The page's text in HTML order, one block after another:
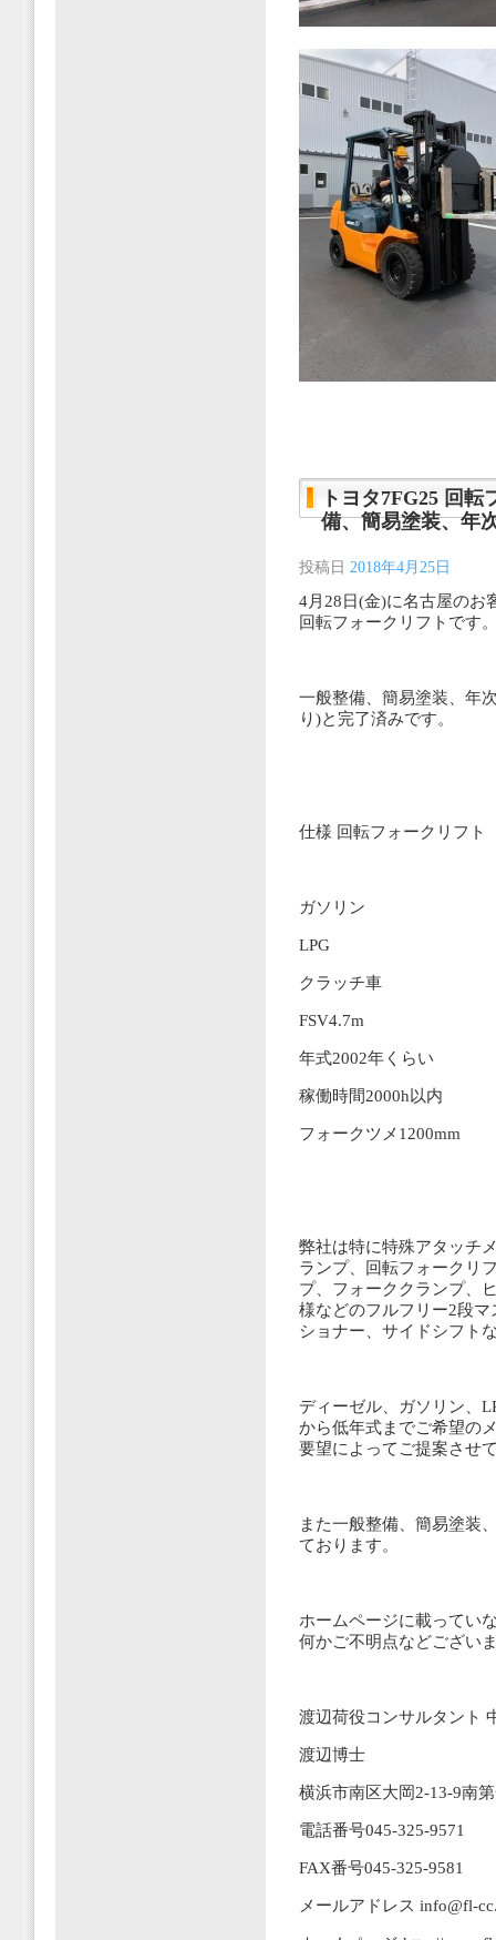
トヨタ7FG25 回
備、簡易塗装、年
投稿日 2018年4月25日
4月28日(金)に名古屋のお
回転フォークリフトです
一般整備、簡易塗装、年
り)と完了済みです。
仕様 回転フォークリフト
ガソリン
LPG
クラッチ車
FSV4.7m
年式2002年くらい
稼働時間2000h以内
フォークツメ1200mm
弊社は特に特殊アタッチ
ランプ、回転フォークリ
プ、フォーククランプ、
様などのフルフリー2段
ショナー、サイドシフト
ディーゼル、ガソリン、
から低年式までご希望の
要望によってご提案させ
また一般整備、簡易塗装
ております。
ホームページに載ってい
何かご不明点などござい
渡辺荷役コンサルタント
渡辺博士
横浜市南区大岡2-13-9南
電話番号045-325-9571
FAX番号045-325-9581
メールアドレス info@fl-